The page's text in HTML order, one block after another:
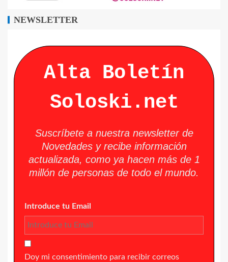
NEWSLETTER
Alta Boletín
Soloski.net
Suscríbete a nuestra newsletter de
Novedades y recibe información
actualizada, como ya hacen más de 1
millón de personas de todo el mundo.
Introduce tu Email
Doy mi consentimiento para recibir correos